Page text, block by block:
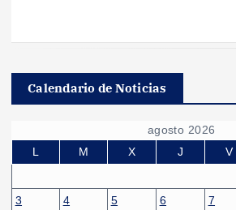
Calendario de Noticias
agosto 2026
L
M X J V
3
4 5 6 7